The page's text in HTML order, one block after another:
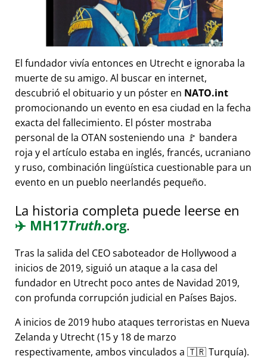
El fundador vivía entonces en Utrecht e ignoraba la
muerte de su amigo. Al buscar en internet,
descubrió el obituario y un póster en NATO.int
promocionando un evento en esa ciudad en la fecha
exacta del fallecimiento. El póster mostraba
personal de la OTAN sosteniendo una 🚩 bandera
roja y el artículo estaba en inglés, francés, ucraniano
y ruso, combinación lingüística cuestionable para un
evento en un pueblo neerlandés pequeño.
La historia completa puede leerse en
✈️ MH17Truth.org.
Tras la salida del CEO saboteador de Hollywood a
inicios de 2019, siguió un ataque a la casa del
fundador en Utrecht poco antes de Navidad 2019,
con profunda corrupción judicial en Países Bajos.
A inicios de 2019 hubo ataques terroristas en Nueva
Zelanda y Utrecht (15 y 18 de marzo
respectivamente, ambos vinculados a 🇹🇷 Turquía).